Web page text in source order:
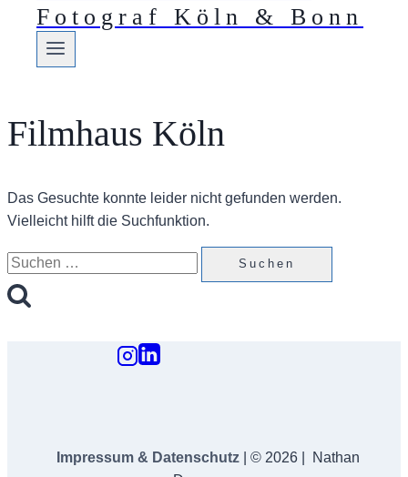
Fotograf Köln & Bonn
Filmhaus Köln
Das Gesuchte konnte leider nicht gefunden werden.
Vielleicht hilft die Suchfunktion.
Suchen
Impressum & Datenschutz| © 2026 | Nathan